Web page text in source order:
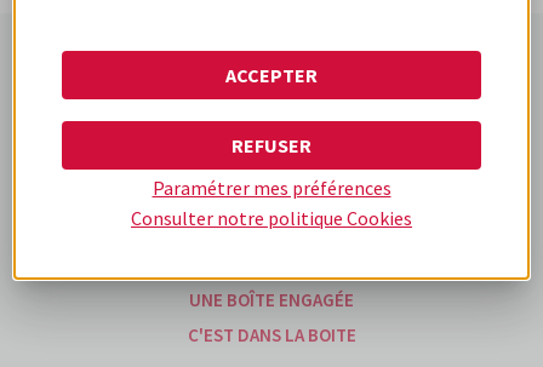
solutions.fr
UNE BOÎTE DIFFÉRENTE
UNE BOÎTE D'EXPÉRIENCES
UNE BOÎTE ENGAGÉE
C'EST DANS LA BOITE
ACCEPTER
REFUSER
Paramétrer mes préférences
Consulter notre politique Cookies